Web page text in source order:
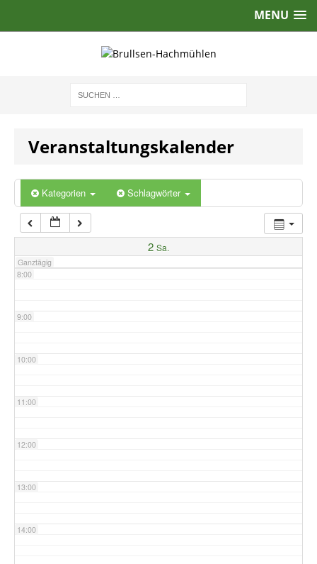
MENU
Veranstaltungskalender
Kategorien Schlagwörter
2 Sa.
Ganztägig
5:00
6:00
7:00
8:00
9:00
10:00
11:00
12:00
13:00
14:00